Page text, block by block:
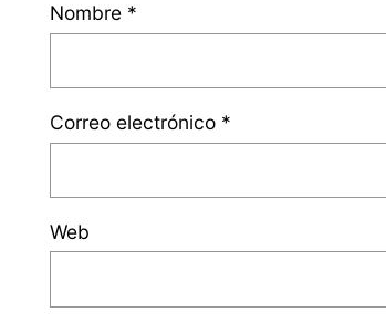
Nombre *
Correo electrónico *
Web